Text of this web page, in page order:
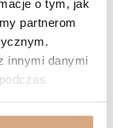
o tym, jak
partnerom
innymi danymi